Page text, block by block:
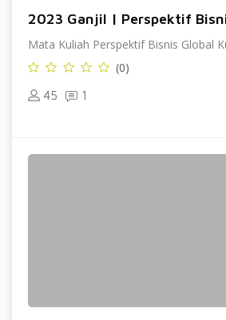
2023 Ganjil | Perspektif
Mata Kuliah Perspektif Bisnis Global
(0)
45 1